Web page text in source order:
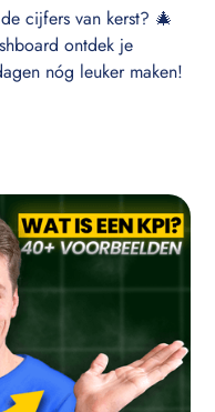
cijfers van kerst? 🎄
ontdek je
nóg leuker maken!